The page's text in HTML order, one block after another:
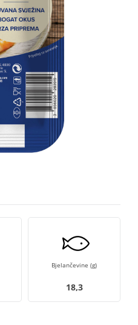
Bjelančevine (g)
18,3